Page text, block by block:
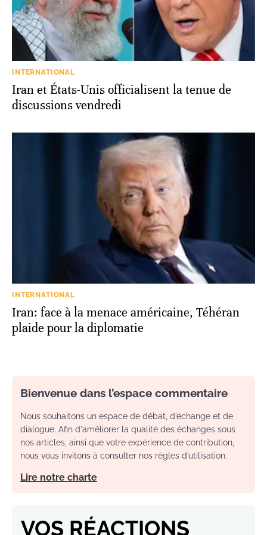
INTERNATIONAL
Iran et États-Unis officialisent la tenue de
discussions vendredi
INTERNATIONAL
Iran: face à la menace américaine, Téhéran
plaide pour la diplomatie
Bienvenue dans l’espace commentaire
Nous souhaitons un espace de débat, d’échange et de
dialogue. Afin d'améliorer la qualité des échanges sous
nos articles, ainsi que votre expérience de contribution,
nous vous invitons à consulter nos règles d’utilisation.
Lire notre charte
VOS RÉACTIONS